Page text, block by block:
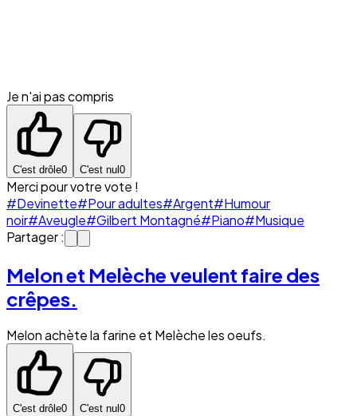
Je n'ai pas compris
C'est drôle0 C'est nul 0
Merci pour votre vote !
#Devinette#Pour adultes#Argent#Humour
noir#Aveugle#Gilbert Montagné#Piano#Musique
Partager :
Melon et Melèche veulent faire des
crêpes.
Melon achète la farine et Melèche les oeufs.
C'est drôle0 C'est nul 0